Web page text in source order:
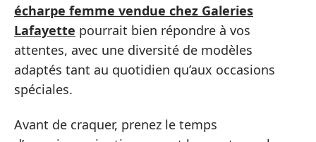
écharpe femme vendue chez Galeries
Lafayette pourrait bien répondre à vos
attentes, avec une diversité de modèles
adaptés tant au quotidien qu’aux occasions
spéciales.
Avant de craquer, prenez le temps